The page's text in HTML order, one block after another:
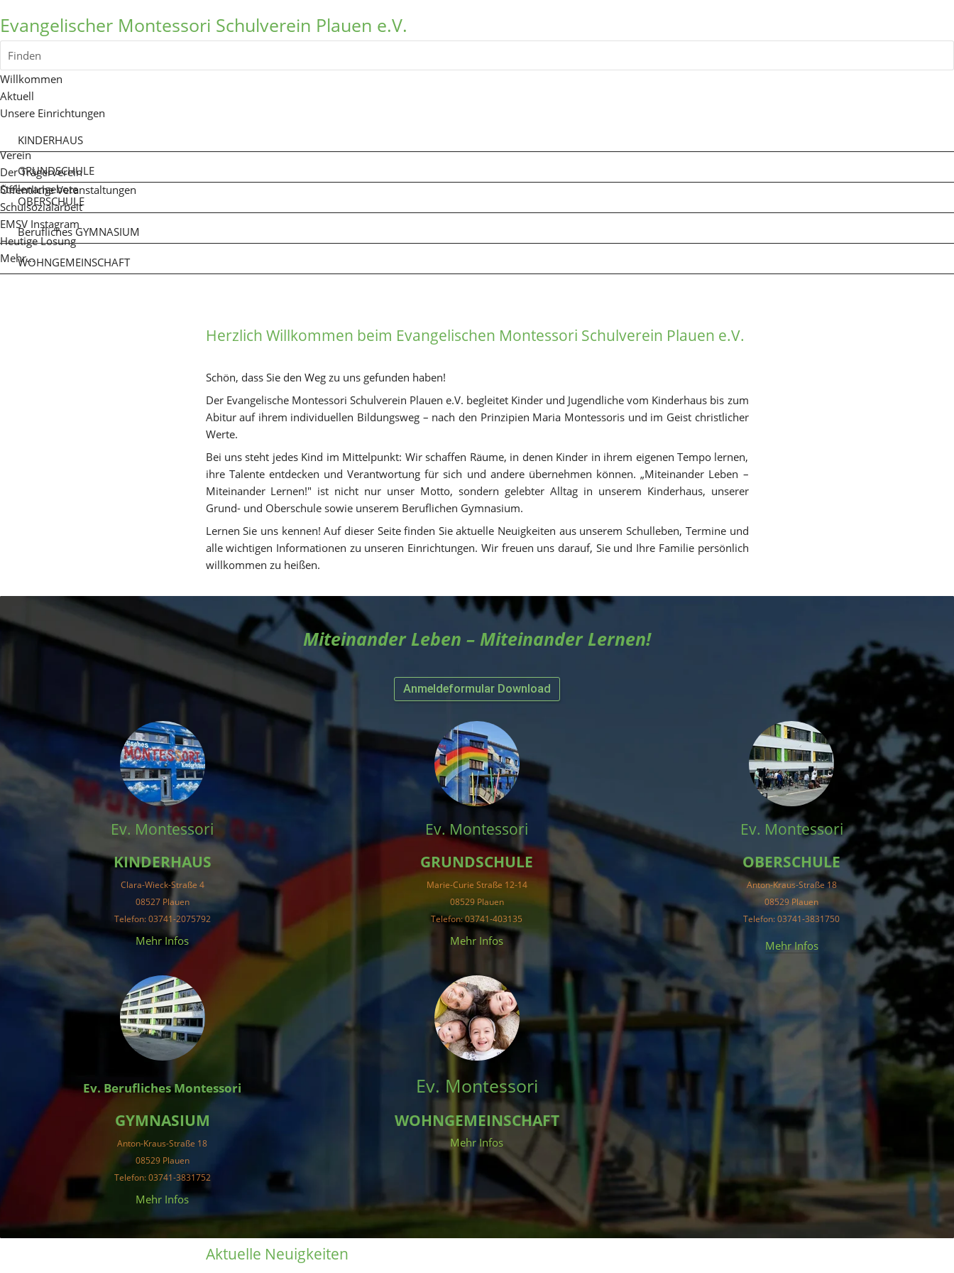
Evangelischer Montessori Schulverein Plauen e.V.
Finden
Willkommen
Aktuell
Unsere Einrichtungen
KINDERHAUS
GRUNDSCHULE
OBERSCHULE
Berufliches GYMNASIUM
WOHNGEMEINSCHAFT
Verein
Der Trägerverein
Stellenangebote
Öffentliche Veranstaltungen
Schulsozialarbeit
EMSV Instagram
Heutige Losung
Mehr...
Herzlich Willkommen beim Evangelischen Montessori Schulverein Plauen e.V.
Schön, dass Sie den Weg zu uns gefunden haben!
Der Evangelische Montessori Schulverein Plauen e.V. begleitet Kinder und Jugendliche vom Kinderhaus bis zum
Abitur auf ihrem individuellen Bildungsweg – nach den Prinzipien Maria Montessoris und im Geist christlicher
Werte.
Bei uns steht jedes Kind im Mittelpunkt: Wir schaffen Räume, in denen Kinder in ihrem eigenen Tempo lernen,
ihre Talente entdecken und Verantwortung für sich und andere übernehmen können. „Miteinander Leben –
Miteinander Lernen!" ist nicht nur unser Motto, sondern gelebter Alltag in unserem Kinderhaus, unserer
Grund- und Oberschule sowie unserem Beruflichen Gymnasium.
Lernen Sie uns kennen! Auf dieser Seite finden Sie aktuelle Neuigkeiten aus unserem Schulleben, Termine und
alle wichtigen Informationen zu unseren Einrichtungen. Wir freuen uns darauf, Sie und Ihre Familie persönlich
willkommen zu heißen.
Miteinander Leben – Miteinander Lernen!
Anmeldeformular Download
Ev. Montessori
KINDERHAUS
Clara-Wieck-Straße 4
08527 Plauen
Telefon: 03741-2075792
Mehr Infos
Ev. Montessori
GRUNDSCHULE
Marie-Curie Straße 12-14
08529 Plauen
Telefon: 03741-403135
Mehr Infos
Ev. Montessori
OBERSCHULE
Anton-Kraus-Straße 18
08529 Plauen
Telefon: 03741-3831750
Mehr Infos
Ev. Berufliches Montessori
GYMNASIUM
Anton-Kraus-Straße 18
08529 Plauen
Telefon: 03741-3831752
Mehr Infos
Ev. Montessori
WOHNGEMEINSCHAFT
Mehr Infos
Aktuelle Neuigkeiten